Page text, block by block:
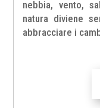
nebbia, vento,
natura diviene
abbracciare i